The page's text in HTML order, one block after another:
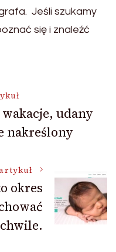
Jeśli szukamy
się i znaleźć
udany
nakreślony
okres